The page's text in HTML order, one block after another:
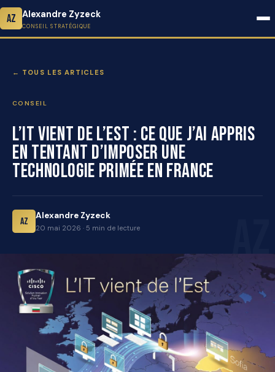
AZ Alexandre Zyzeck
CONSEIL STRATÉGIQUE
← TOUS LES ARTICLES
CONSEIL
L’IT vient de l’Est : ce que j’ai appris
en tentant d’imposer une
technologie primée en France
AZ Alexandre Zyzeck
20 mai 2026 · 5 min de lecture